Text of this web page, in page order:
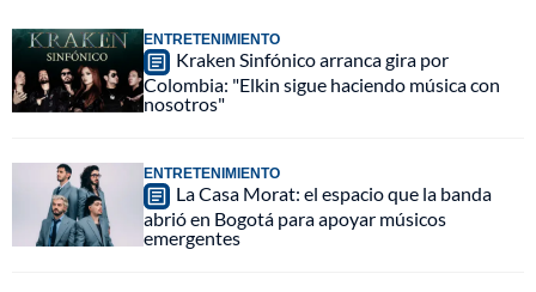
ENTRETENIMIENTO
Kraken Sinfónico arranca gira por
Colombia: "Elkin sigue haciendo música con
nosotros"
ENTRETENIMIENTO
La Casa Morat: el espacio que la banda
abrió en Bogotá para apoyar músicos
emergentes